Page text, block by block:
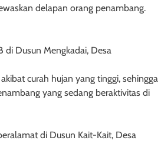
delapan orang penambang.
di Dusun Mengkadai, Desa
curah hujan yang tinggi, sehingga
yang sedang beraktivitas di
di Dusun Kait-Kait, Desa